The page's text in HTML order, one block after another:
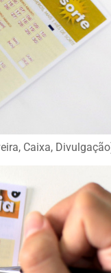
Caixa,